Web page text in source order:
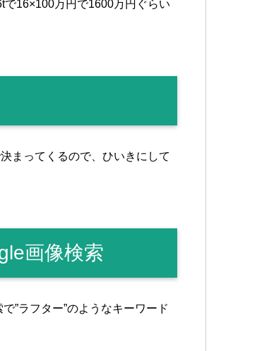
16×100万円で1600万円ぐらい
まってくるので、ひいきにして
画像検索
”ラフター”のようなキーワード